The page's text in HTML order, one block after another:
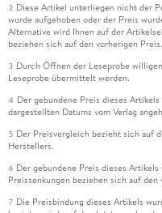
2 Diese Artikel unterliegen nicht der
wurde aufgehoben oder der Preis
Alternative wird Ihnen auf der
beziehen sich auf den vorherigen Preis.
3 Durch Öffnen der Leseprobe
Leseprobe übermittelt werden.
4 Der gebundene Preis dieses
dargestellten Datums vom Verlag
5 Der Preisvergleich bezieht sich auf
Herstellers.
6 Der gebundene Preis dieses
Preissenkungen beziehen sich auf den
7 Die Preisbindung dieses Artikels